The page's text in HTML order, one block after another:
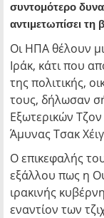
συντομότερο
αντιμετωπίσει τη
Οι ΗΠΑ θέλουν
Ιράκ, κάτι που
της πολιτικής,
τους, δήλωσαν
Εξωτερικών
Άμυνας Τσακ
Ο επικεφαλής
εξάλλου πως η
ιρακινής
εναντίον των